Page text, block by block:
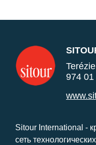
974
Sitour International -
сеть